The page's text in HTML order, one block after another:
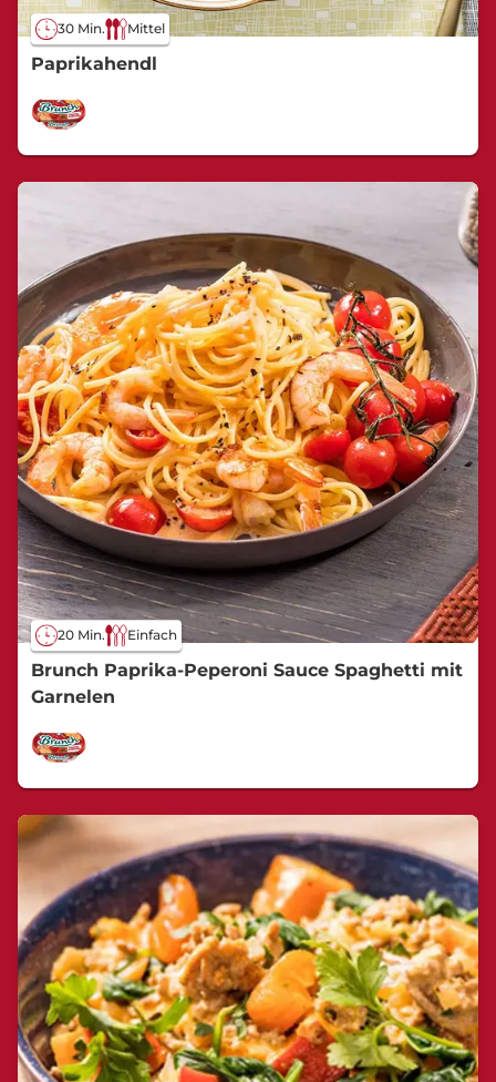
30 Min. Mittel
Paprikahendl
20 Min. Einfach
Brunch Paprika-Peperoni Sauce Spaghetti mit
Garnelen